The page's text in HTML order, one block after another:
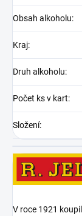
Obsah alkoholu:
Kraj:
Druh alkoholu:
Počet ks v kart:
Složení:
V roce 1921